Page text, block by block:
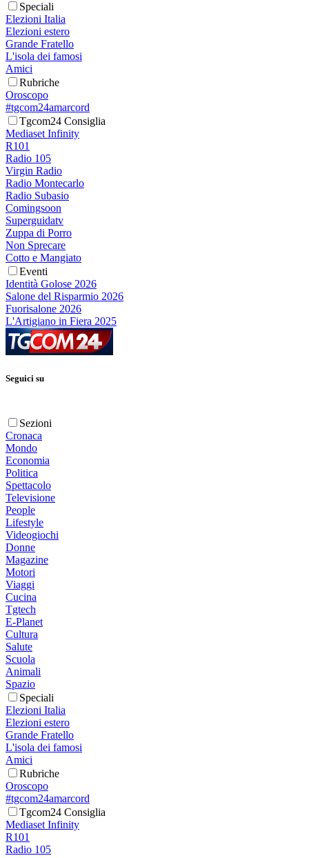
Speciali
Elezioni Italia
Elezioni estero
Grande Fratello
L'isola dei famosi
Amici
Rubriche
Oroscopo
#tgcom24amarcord
Tgcom24 Consiglia
Mediaset Infinity
R101
Radio 105
Virgin Radio
Radio Montecarlo
Radio Subasio
Comingsoon
Superguidatv
Zuppa di Porro
Non Sprecare
Cotto e Mangiato
Eventi
Identità Golose 2026
Salone del Risparmio 2026
Fuorisalone 2026
L'Artigiano in Fiera 2025
Seguici su
Sezioni
Cronaca
Mondo
Economia
Politica
Spettacolo
Televisione
People
Lifestyle
Videogiochi
Donne
Magazine
Motori
Viaggi
Cucina
Tgtech
E-Planet
Cultura
Salute
Scuola
Animali
Spazio
Speciali
Elezioni Italia
Elezioni estero
Grande Fratello
L'isola dei famosi
Amici
Rubriche
Oroscopo
#tgcom24amarcord
Tgcom24 Consiglia
Mediaset Infinity
R101
Radio 105